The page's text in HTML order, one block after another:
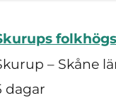
– Skåne
dagar